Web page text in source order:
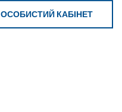
ОСОБИСТИЙ КАБІНЕТ